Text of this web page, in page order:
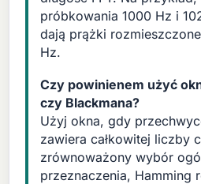
próbkowania 1000 Hz i
dają prążki
Hz.
Czy powinienem użyć
czy Blackmana?
Użyj okna, gdy
zawiera całkowitej liczby
zrównoważony wybór
przeznaczenia, Hamming